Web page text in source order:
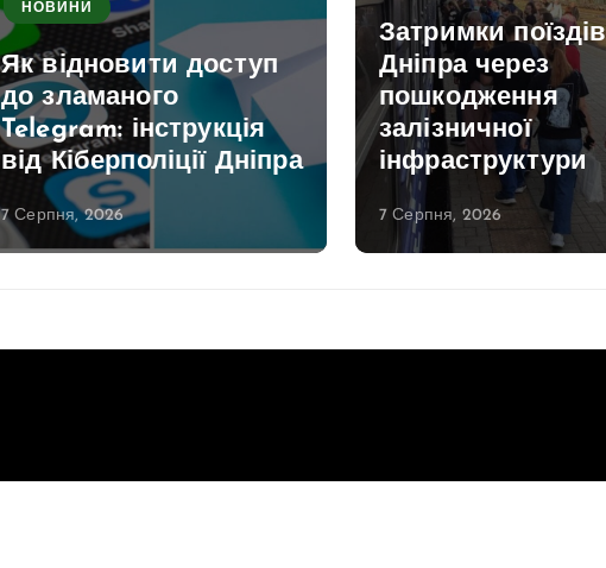
НОВИНИ
Як відновити доступ
до зламаного
Telegram: інструкція
від Кіберполіції Дніпра
7 Серпня, 2026
Затримки
Дніпра через
пошкодження
залізничної
інфраструктури
7 Серпня, 2026